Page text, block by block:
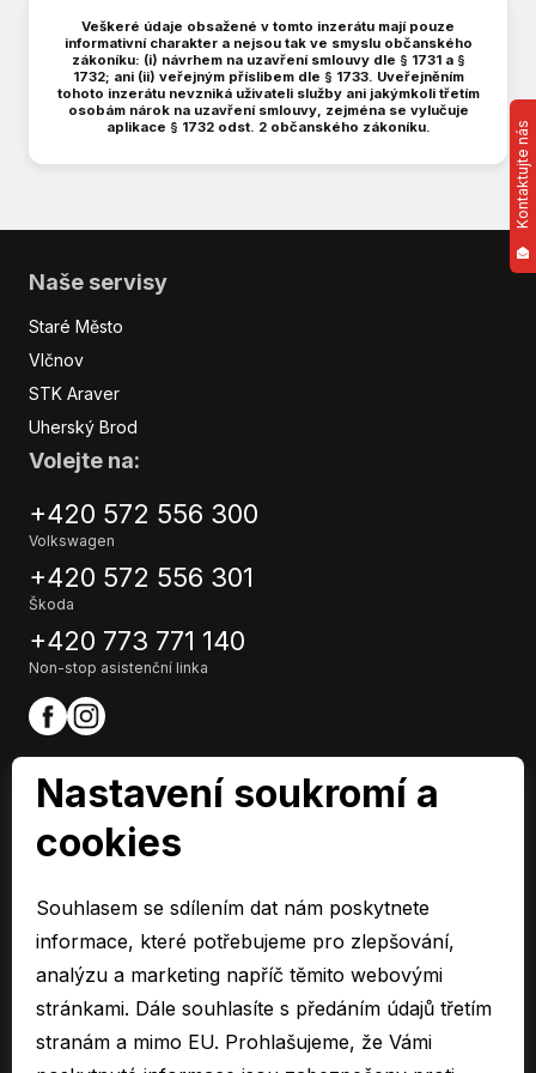
Dojezdové rezervní kolo
Dvouzónová klimatizace
Dělená zadní sedadla
El. okna
Hlídání jízdního pruhu
Imobilizér
Indikátor parkování
Isofix
Kožená sedadla
Kožené čalounění
LED denní svícení
Litá kola
Malý kožený paket
Metalický lak
Mlhovky
Multifunkční volant
Nastavitelný volant
Odvětrávaná sedadla
Ostřikovače světlometů
Paměť nastavení sedadla řidiče
Parkovací kamera
Parkovací senzory přední
Plní 'EURO V'
Posilovač řízení
Protiprokluzový systém kol (ASR)
Regulace rychlosti při jízdě ze svahu
Roletky na zadních oknech
Veškeré údaje obsažené v tomto inzerátu mají pouze
informativní charakter a nejsou tak ve smyslu občanského
zákoníku: (i) návrhem na uzavření smlouvy dle § 1731 a §
1732; ani (ii) veřejným příslibem dle § 1733. Uveřejněním
tohoto inzerátu nevzniká uživateli služby ani jakýmkoli třetím
osobám nárok na uzavření smlouvy, zejména se vylučuje
aplikace § 1732 odst. 2 občanského zákoníku.
Společnost je zapsaná u Krajského soudu v Brně, oddíl C 15795
© 2026 Všechna práva vyhrazena.
Cookies
Ochrana osobních údajů – GDPR
Naše servisy
Staré Město
Vlčnov
STK Araver
Uherský Brod
Volejte na:
+420 572 556 300
Volkswagen
+420 572 556 301
Škoda
+420 773 771 140
Non-stop asistenční linka
Kontaktujte nás
Nastavení soukromí a
cookies
Souhlasem se sdílením dat nám poskytnete
informace, které potřebujeme pro zlepšování,
analýzu a marketing napříč těmito webovými
stránkami. Dále souhlasíte s předáním údajů třetím
stranám a mimo EU. Prohlašujeme, že Vámi